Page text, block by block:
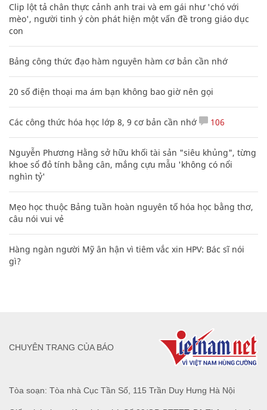
Clip lột tả chân thực cảnh anh trai và em gái như 'chó với
mèo', người tinh ý còn phát hiện một vấn đề trong giáo dục
con
Bảng công thức đạo hàm nguyên hàm cơ bản cần nhớ
20 số điện thoại ma ám bạn không bao giờ nên gọi
Các công thức hóa học lớp 8, 9 cơ bản cần nhớ 106
Nguyễn Phương Hằng sở hữu khối tài sản "siêu khủng", từng
khoe sổ đỏ tính bằng cân, mắng cựu mẫu 'không có nổi
nghìn tỷ'
Mẹo học thuộc Bảng tuần hoàn nguyên tố hóa học bằng thơ,
câu nói vui vẻ
Hàng ngàn người Mỹ ân hận vì tiêm vắc xin HPV: Bác sĩ nói
gì?
Tòa soạn: Tòa nhà Cục Tần Số, 115 Trần Duy Hưng Hà Nội
CHUYÊN TRANG CỦA BÁO